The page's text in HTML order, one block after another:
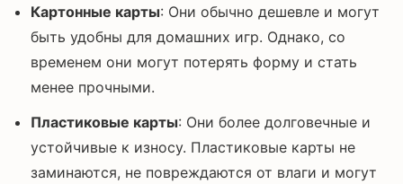
Картонные карты: Они обычно дешевле и могут
быть удобны для домашних игр. Однако, со
временем они могут потерять форму и стать
менее прочными.
Пластиковые карты: Они более долговечные и
устойчивые к износу. Пластиковые карты не
заминаются, не повреждаются от влаги и могут